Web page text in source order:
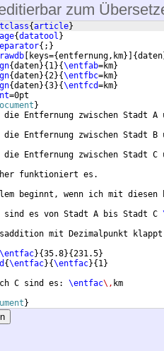
zum
{article}
{datatool }
{ ; }
keys={entfernung,km}] {daten
{daten}{ 1}{\entfab=km}
{daten}{2}{\entfbc=km}
{daten}{3}{\entfcd=km}
=0pt
}
Entfernung zwischen Stadt
Entfernung zwischen Stadt
Entfernung zwischen Stadt
funktioniert es.
beginnt, wenn ich mit
sind es von Stadt A bis Stadt C
mit Dezimalpunkt
\entfac}{35.8}{231.5}
{\entfac}{\entfac}{ 1}
C sind es: \entfac\, km
}